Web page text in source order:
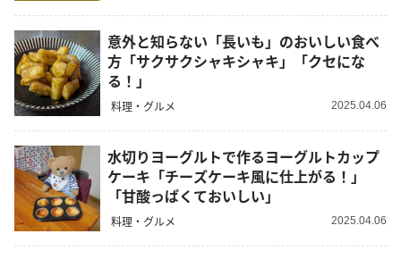
意外と知らない「長いも」のおいしい食べ
方「サクサクシャキシャキ」「クセにな
る！」
料理・グルメ 2025.04.06
水切りヨーグルトで作るヨーグルトカップ
ケーキ「チーズケーキ風に仕上がる！」
「甘酸っぱくておいしい」
料理・グルメ 2025.04.06